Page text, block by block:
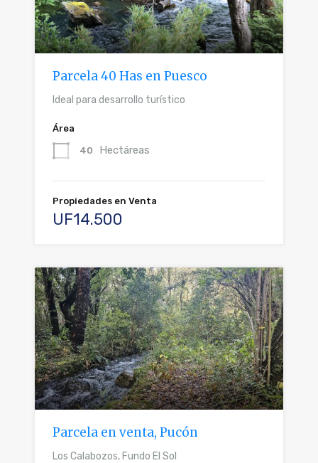
Parcela 40 Has en Puesco
Ideal para desarrollo turístico
Área
40 Hectáreas
Propiedades en Venta
UF14.500
Parcela en venta, Pucón
Los Calabozos, Fundo El Sol